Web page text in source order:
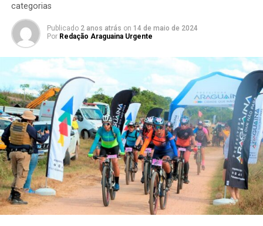
categorias
Publicado 2 anos atrás on 14 de maio de 2024
Por Redação Araguaina Urgente